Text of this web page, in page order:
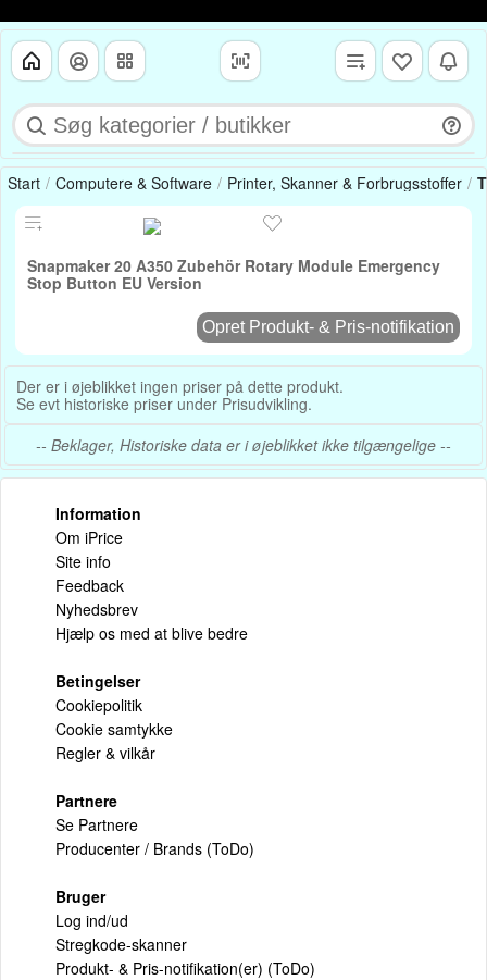
Start Computere & Software Printer, Skanner & Forbrugsstoffer
Snapmaker 20 A350 Zubehör Rotary Module Emergency
Stop Button EU Version
Opret Produkt- & Pris-notifikation
Der er i øjeblikket ingen priser på dette produkt.
Se evt historiske priser under Prisudvikling.
-- Beklager, Historiske data er i øjeblikket ikke tilgængelige --
Information
Om iPrice
Site info
Feedback
Nyhedsbrev
Hjælp os med at blive bedre
Betingelser
Cookiepolitik
Cookie samtykke
Regler & vilkår
Partnere
Se Partnere
Producenter / Brands (ToDo)
Bruger
Log ind/ud
Stregkode-skanner
Produkt- & Pris-notifikation(er) (ToDo)